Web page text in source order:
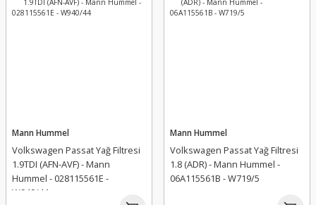
Mann Hummel
Volkswagen Passat Yağ Filtresi
1.9TDI (AFN-AVF) - Mann
Hummel - 028115561E -
W940/44
Mann Hummel
Volkswagen Passat Yağ Filtresi
1.8 (ADR) - Mann Hummel -
06A115561B - W719/5